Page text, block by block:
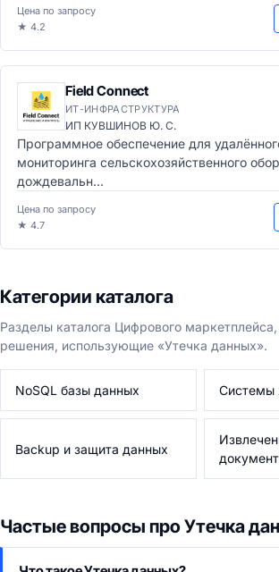
Цена по запросу
★ 4.2
Field Connect
ИТ-ИНФРАСТРУКТУРА
ИП КУВШИНОВ Ю. С.
Программное обеспечение для
мониторинга сельскохозяйственного
дождевальн...
Цена по запросу
★ 4.7
Категории каталога
Разделы каталога Цифрового
решения, использующие «Утечка данных».
NoSQL базы данных Системы
Backup и защита данных
Частые вопросы про Утечка